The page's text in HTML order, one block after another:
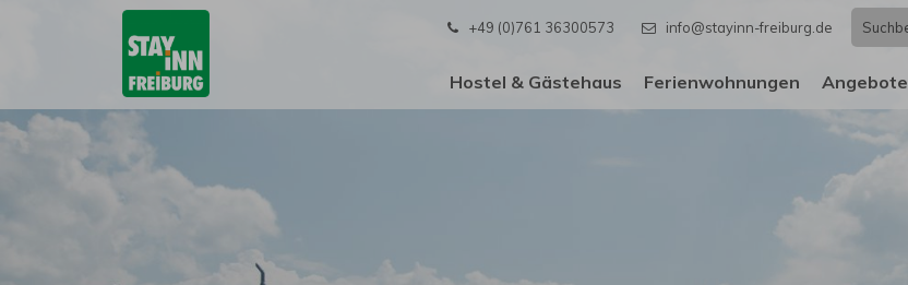
+49 (0)761 36300573 info@stayinn-freiburg.de
Hostel & Gästehaus Ferienwohnungen Angebote